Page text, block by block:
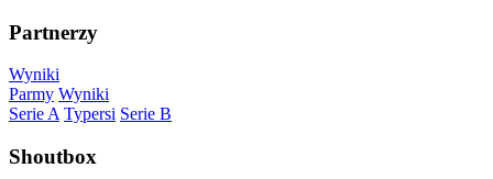
Partnerzy
Wyniki
Parmy Wyniki
Serie A Typersi Serie B
Shoutbox